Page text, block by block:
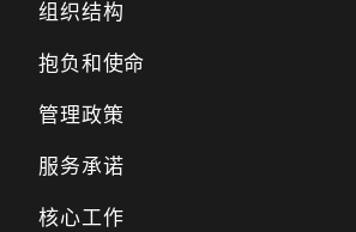
组织结构
抱负和使命
管理政策
服务承诺
核心工作